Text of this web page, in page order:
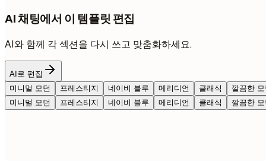
AI 채팅에서 이 템플릿 편집
AI와 함께 각 섹션을 다시 쓰고 맞춤화하세요.
AI로 편집
미니멀 모던
프레스티지 네이비 블루 메리디언 클래식 깔끔한 모
미니멀 모던
프레스티지 네이비 블루 메리디언 클래식 깔끔한 모